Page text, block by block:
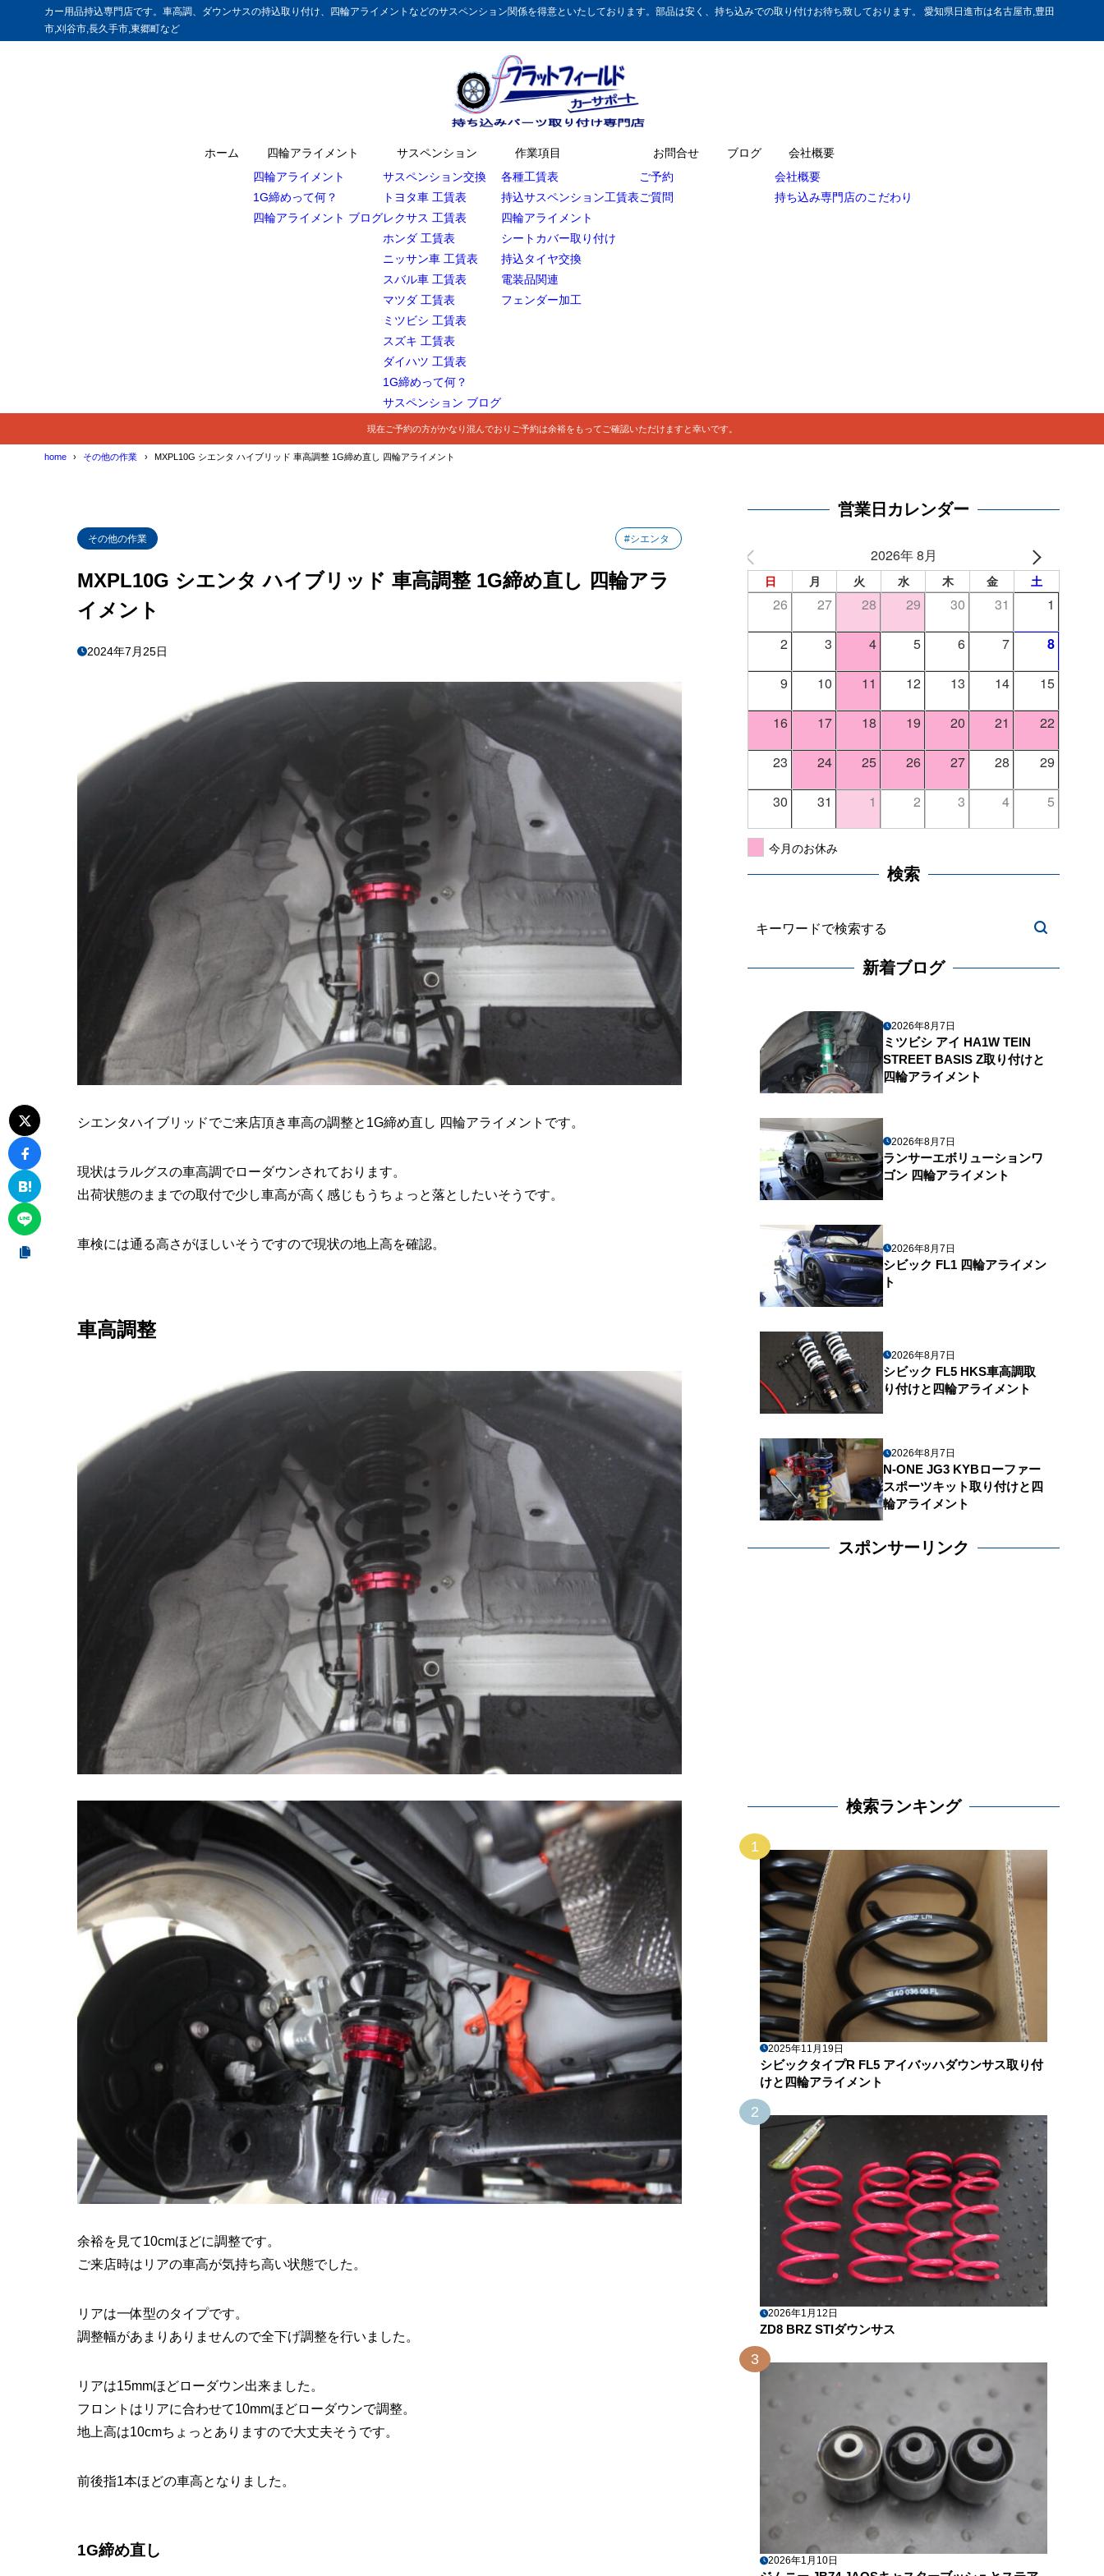
カー用品持込専門店です。車高調、ダウンサスの持込取り付け、四輪アライメントなどのサスペンション関係を得意といたしております。部品は安く、持ち込みでの取り付けお待ち致しております。 愛知県日進市は名古屋市,豊田
市,刈谷市,長久手市,東郷町など
ホーム
四輪アライメント
四輪アライメント
1G締めって何？
四輪アライメント ブログ
サスペンション
サスペンション交換
トヨタ車 工賃表
レクサス 工賃表
ホンダ 工賃表
ニッサン車 工賃表
スバル車 工賃表
マツダ 工賃表
ミツビシ 工賃表
スズキ 工賃表
ダイハツ 工賃表
1G締めって何？
サスペンション ブログ
作業項目
各種工賃表
持込サスペンション工賃表
四輪アライメント
シートカバー取り付け
持込タイヤ交換
電装品関連
フェンダー加工
お問合せ
ご予約
ご質問
ブログ
会社概要
会社概要
持ち込み専門店のこだわり
現在ご予約の方がかなり混んでおりご予約は余裕をもってご確認いただけますと幸いです。
home その他の作業 MXPL10G シエンタ ハイブリッド 車高調整 1G締め直し 四輪アライメント
その他の作業 #シエンタ
MXPL10G シエンタ ハイブリッド 車高調整 1G締め直し 四輪アラ
イメント
2024年7月25日
シエンタハイブリッドでご来店頂き車高の調整と1G締め直し 四輪アライメントです。
現状はラルグスの車高調でローダウンされております。
出荷状態のままでの取付で少し車高が高く感じもうちょっと落としたいそうです。
車検には通る高さがほしいそうですので現状の地上高を確認。
車高調整
余裕を見て10cmほどに調整です。
ご来店時はリアの車高が気持ち高い状態でした。
リアは一体型のタイプです。
調整幅があまりありませんので全下げ調整を行いました。
リアは15mmほどローダウン出来ました。
フロントはリアに合わせて10mmほどローダウンで調整。
地上高は10cmちょっとありますので大丈夫そうです。
前後指1本ほどの車高となりました。
1G締め直し
営業日カレンダー
2026年 8月
日 月 火 水 木 金 土
26 27 28 29 30 31 1
2 3 4 5 6 7 8
9 10 11 12 13 14 15
16 17 18 19 20 21 22
23 24 25 26 27 28 29
30 31 1 2 3 4 5
今月のお休み
検索
新着ブログ
2026年8月7日
ミツビシ アイ HA1W TEIN
STREET BASIS Z取り付けと
四輪アライメント
2026年8月7日
ランサーエボリューションワ
ゴン 四輪アライメント
2026年8月7日
シビック FL1 四輪アライメン
ト
2026年8月7日
シビック FL5 HKS車高調取
り付けと四輪アライメント
2026年8月7日
N-ONE JG3 KYBローファー
スポーツキット取り付けと四
輪アライメント
スポンサーリンク
検索ランキング
1
2025年11月19日
シビックタイプR FL5 アイバッハダウンサス取り付
けと四輪アライメント
2
2026年1月12日
ZD8 BRZ STIダウンサス
3
2026年1月10日